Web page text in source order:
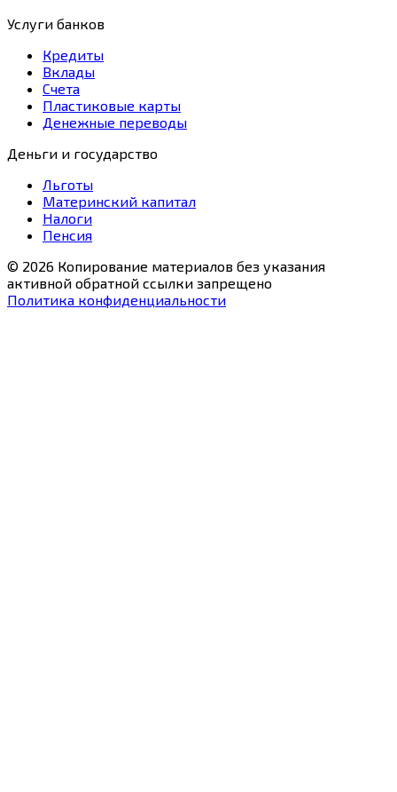
Услуги банков
Кредиты
Вклады
Счета
Пластиковые карты
Денежные переводы
Деньги и государство
Льготы
Материнский капитал
Налоги
Пенсия
© 2026 Копирование материалов без указания
активной обратной ссылки запрещено
Политика конфиденциальности